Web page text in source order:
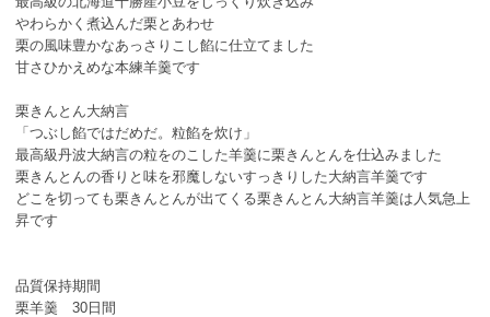
やわらかく煮込んだ栗とあわせ
栗の風味豊かなあっさりこし餡に仕立てました
甘さひかえめな本練羊羹です
栗きんとん大納言
「つぶし餡ではだめだ。粒餡を炊け」
最高級丹波大納言の粒をのこした羊羹に栗きんとんを仕込みました
栗きんとんの香りと味を邪魔しないすっきりした大納言羊羹です
どこを切っても栗きんとんが出てくる栗きんとん大納言羊羹は人気急上
昇です
品質保持期間
栗羊羹 30日間